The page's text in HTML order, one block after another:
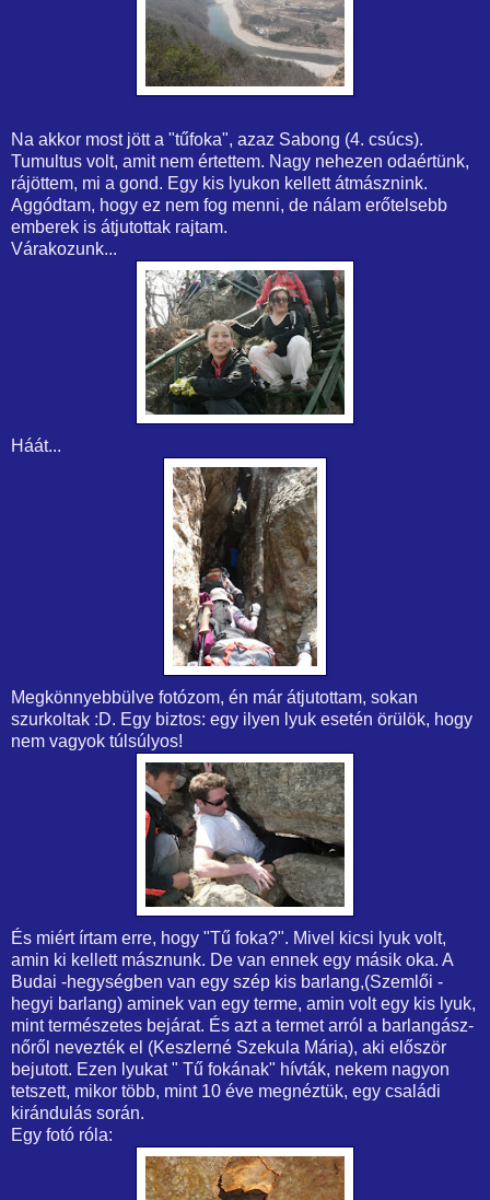
Na akkor most jött a "tűfoka", azaz Sabong (4. csúcs).
Tumultus volt, amit nem értettem. Nagy nehezen odaértünk,
rájöttem, mi a gond. Egy kis lyukon kellett átmásznink.
Aggódtam, hogy ez nem fog menni, de nálam erőtelsebb
emberek is átjutottak rajtam.
Várakozunk...
Háát...
Megkönnyebbülve fotózom, én már átjutottam, sokan
szurkoltak :D. Egy biztos: egy ilyen lyuk esetén örülök, hogy
nem vagyok túlsúlyos!
És miért írtam erre, hogy "Tű foka?". Mivel kicsi lyuk volt,
amin ki kellett másznunk. De van ennek egy másik oka. A
Budai -hegységben van egy szép kis barlang,(Szemlői -
hegyi barlang) aminek van egy terme, amin volt egy kis lyuk,
mint természetes bejárat. És azt a termet arról a barlangász-
nőről nevezték el (Keszlerné Szekula Mária), aki először
bejutott. Ezen lyukat " Tű fokának" hívták, nekem nagyon
tetszett, mikor több, mint 10 éve megnéztük, egy családi
kirándulás során.
Egy fotó róla: